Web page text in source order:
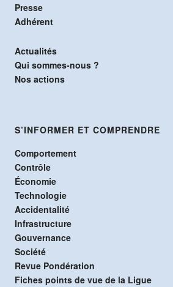
Presse
Adhérent
Actualités
Qui sommes-nous ?
Nos actions
S’INFORMER ET COMPRENDRE
Comportement
Contrôle
Économie
Technologie
Accidentalité
Infrastructure
Gouvernance
Société
Revue Pondération
Fiches points de vue de la Ligue